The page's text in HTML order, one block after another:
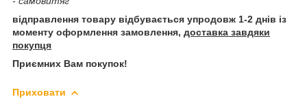
відправлення товару відбувається упродовж 1-2 днів із
моменту оформлення замовлення, доставка завдяки
покупця
Приємних Вам покупок!
Приховати